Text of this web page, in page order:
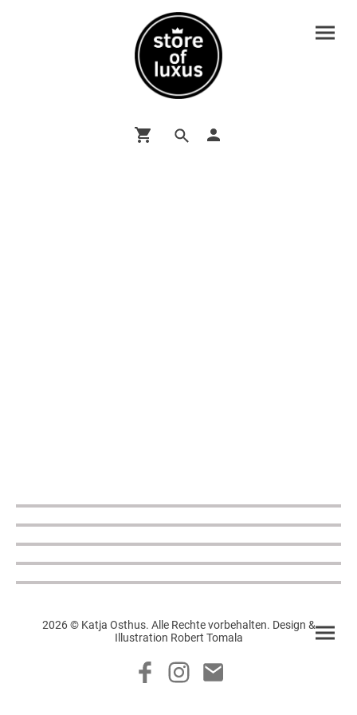
2026 © Katja Osthus. Alle Rechte vorbehalten. Design &
Illustration Robert Tomala